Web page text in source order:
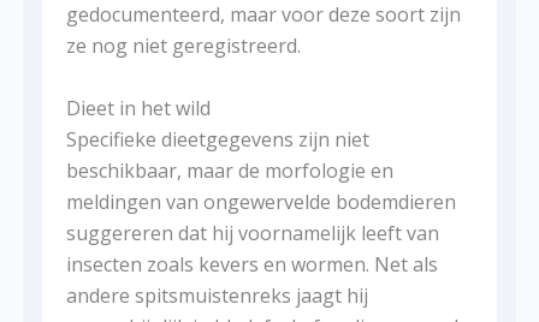
gedocumenteerd, maar voor deze soort zijn
ze nog niet geregistreerd.
Dieet in het wild
Specifieke dieetgegevens zijn niet
beschikbaar, maar de morfologie en
meldingen van ongewervelde bodemdieren
suggereren dat hij voornamelijk leeft van
insecten zoals kevers en wormen. Net als
andere spitsmuistenreks jaagt hij